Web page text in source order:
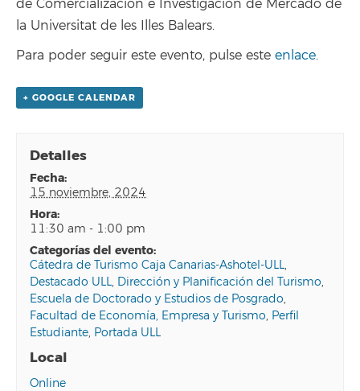
de Comercialización e Investigación de Mercado de
la Universitat de les Illes Balears.
Para poder seguir este evento, pulse este enlace.
+ GOOGLE CALENDAR
Detalles
fecha:
15 noviembre, 2024
hora:
11:30 am - 1:00 pm
categorías del evento:
Cátedra de Turismo Caja Canarias-Ashotel-ULL,
Destacado ULL, Dirección y Planificación del Turismo,
Escuela de Doctorado y Estudios de Posgrado,
Facultad de Economía, Empresa y Turismo, Perfil
Estudiante, Portada ULL
Local
Online